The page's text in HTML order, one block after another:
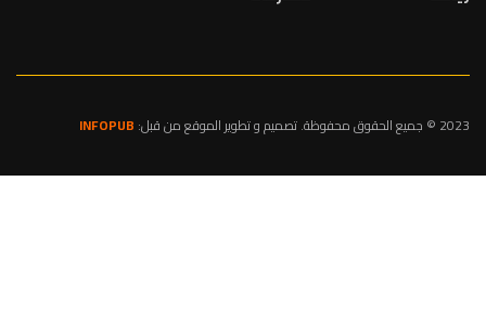
2023 © جميع الحقوق محفوظة. تصميم و تطوير الموقع من قبل: INFOPUB